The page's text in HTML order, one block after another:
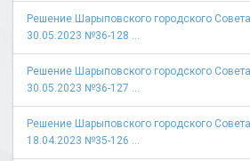
Решение Шарыповского городского
30.05.2023 №36-128 ...
Решение Шарыповского городского
30.05.2023 №36-127 ...
Решение Шарыповского городского
18.04.2023 №35-126 ...